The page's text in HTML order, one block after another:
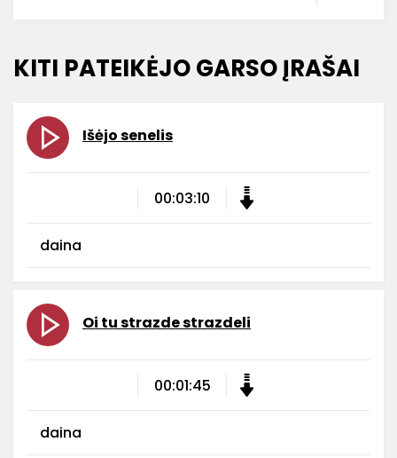
KITI PATEIKĖJO GARSO ĮRAŠAI
Išėjo senelis
00:03:10
daina
Oi tu strazde strazdeli
00:01:45
daina